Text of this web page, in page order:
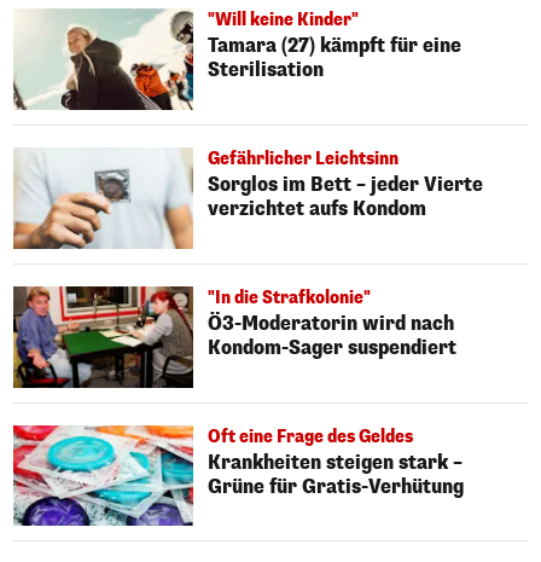
"Will keine Kinder"
Tamara (27) kämpft für eine
Sterilisation
Gefährlicher Leichtsinn
Sorglos im Bett – jeder Vierte
verzichtet aufs Kondom
"In die Strafkolonie"
Ö3-Moderatorin wird nach
Kondom-Sager suspendiert
Oft eine Frage des Geldes
Krankheiten steigen stark –
Grüne für Gratis-Verhütung